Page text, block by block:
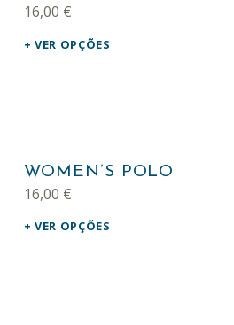
16,00 €
VER OPÇÕES
WOMEN’S POLO
16,00 €
VER OPÇÕES